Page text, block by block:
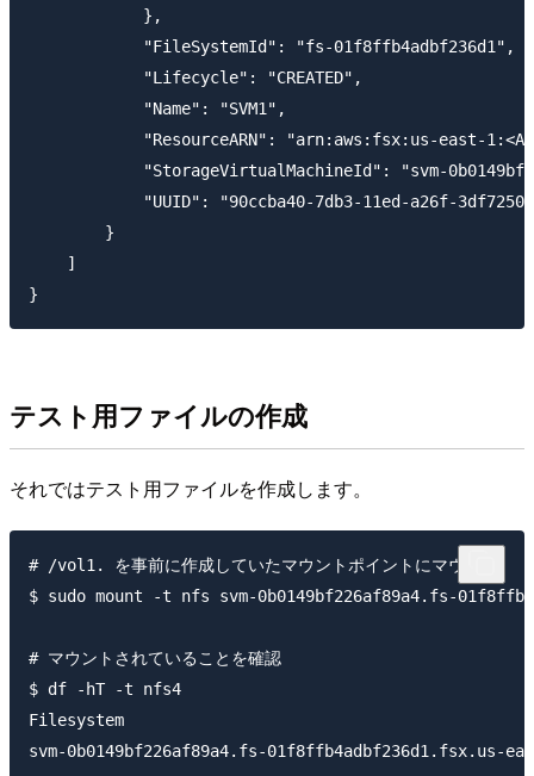
            },
            "FileSystemId": "fs-01f8ffb4adbf236d1",
            "Lifecycle": "CREATED",
            "Name": "SVM1",
"ResourceARN": "arn:aws:fsx:us-east-
"StorageVirtualMachineId": "svm-
"UUID": "90ccba40-7db3-11ed-a26f-
        }
    ]
テスト用ファイルの作成
それではテスト用ファイルを作成します。
# /vol1. を事前に作成していたマウントポイントにマウント
$ sudo mount -t nfs svm-0b0149bf226af89a4.fs-
# マウントされていることを確認
$ df -hT -t nfs4
Filesystem
svm-0b0149bf226af89a4.fs-01f8ffb4adbf236d1.fsx.us-